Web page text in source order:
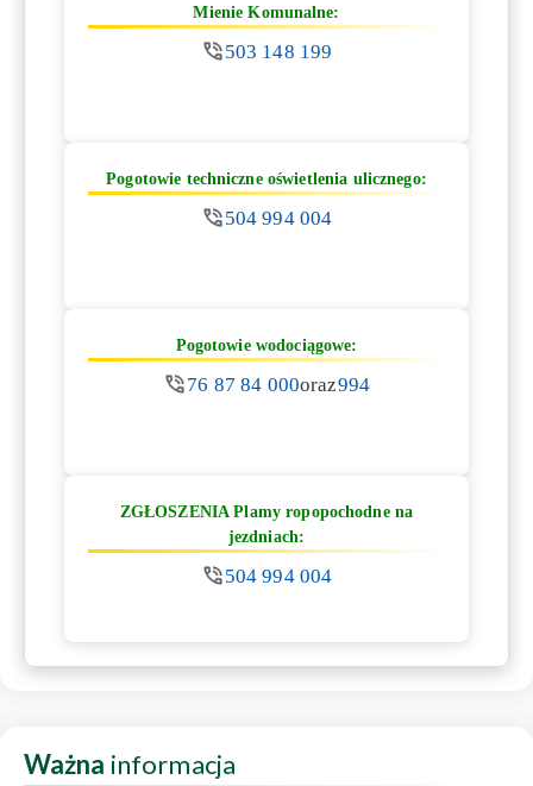
Mienie Komunalne:
503 148 199
Pogotowie techniczne oświetlenia ulicznego:
504 994 004
Pogotowie wodociągowe:
76 87 84 000oraz994
ZGŁOSZENIA Plamy ropopochodne na
jezdniach:
504 994 004
Ważna informacja